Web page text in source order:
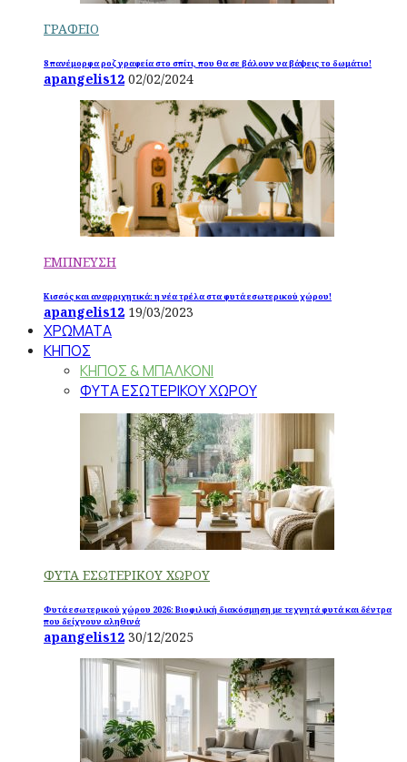
ΓΡΑΦΕΙΟ
8 πανέμορφα ροζ γραφεία στο σπίτι, που θα σε βάλουν να βάψεις το δωμάτιο!
apangelis12 02/02/2024
ΕΜΠΝΕΥΣΗ
Κισσός και αναρριχητικά: η νέα τρέλα στα φυτά εσωτερικού χώρου!
apangelis12 19/03/2023
ΧΡΩΜΑΤΑ
ΚΗΠΟΣ
ΚΗΠΟΣ & ΜΠΑΛΚΟΝΙ
ΦΥΤΑ ΕΣΩΤΕΡΙΚΟΥ ΧΩΡΟΥ
ΦΥΤΑ ΕΣΩΤΕΡΙΚΟΥ ΧΩΡΟΥ
Φυτά εσωτερικού χώρου 2026: Βιοφιλική διακόσμηση με τεχνητά φυτά και δέντρα
που δείχνουν αληθινά
apangelis12 30/12/2025